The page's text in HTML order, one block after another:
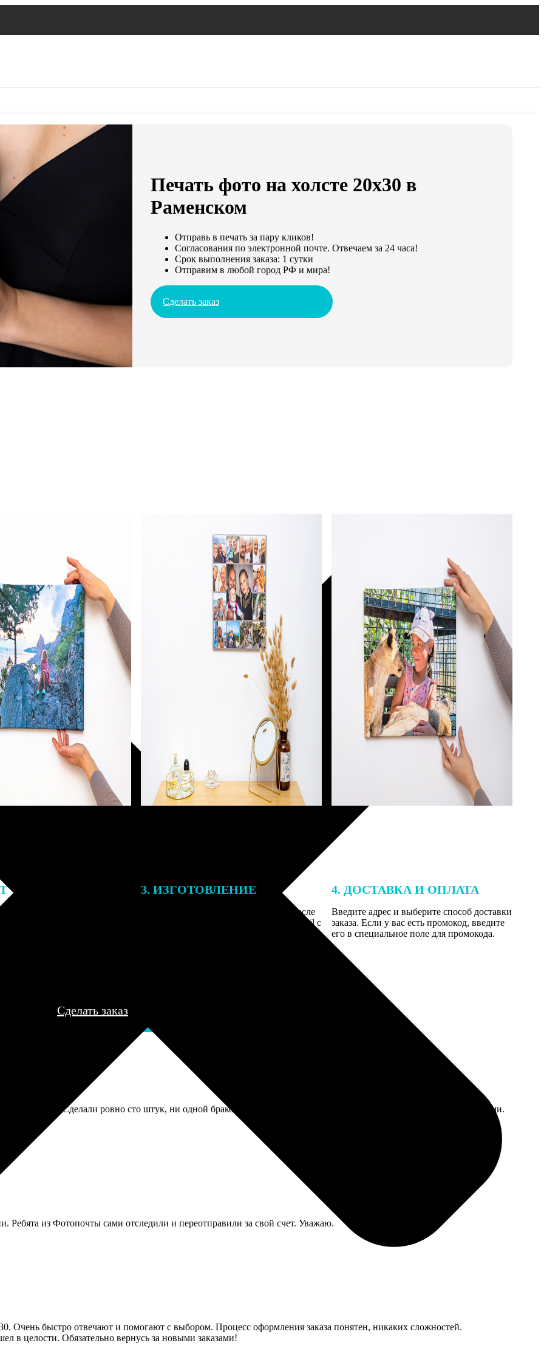
Печать фото на холсте 20х30 в
Раменском
Отправь в печать за пару кликов!
Согласования по электронной почте. Отвечаем за 24 часа!
Срок выполнения заказа: 1 сутки
Отправим в любой город РФ и мира!
Сделать заказ
заказа к печати
могут связаться с Вами
телефону или email для
деталей.
3. ИЗГОТОВЛЕНИЕ
Оплатите заказ банковской картой. После
оплаты получите подтверждение на email с
4. ДОСТАВКА И ОПЛАТА
Введите адрес и выберите способ доставки
заказа. Если у вас есть промокод, введите
его в специальное поле для промокода.
Сделать заказ
коллажа. Сделали ровно сто штук, ни одной бракованной. Упаковали в коробку, всё лежало аккуратно стопочками.
Ребята из Фотопочты сами отследили и переотправили за свой счет. Уважаю.
Очень быстро отвечают и помогают с выбором. Процесс оформления заказа понятен, никаких сложностей.
в целости. Обязательно вернусь за новыми заказами!